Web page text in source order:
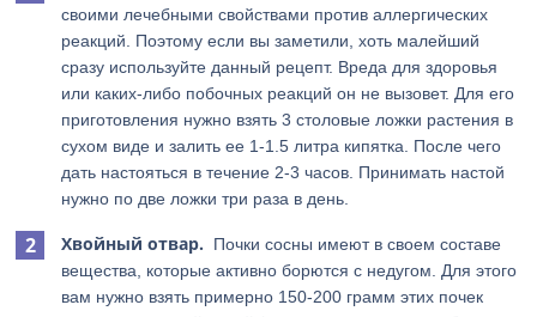
своими лечебными свойствами против аллергических
реакций. Поэтому если вы заметили, хоть малейший
сразу используйте данный рецепт. Вреда для здоровья
или каких-либо побочных реакций он не вызовет. Для его
приготовления нужно взять 3 столовые ложки растения в
сухом виде и залить ее 1-1.5 литра кипятка. После чего
дать настояться в течение 2-3 часов. Принимать настой
нужно по две ложки три раза в день.
Хвойный отвар. Почки сосны имеют в своем составе
вещества, которые активно борются с недугом. Для этого
вам нужно взять примерно 150-200 грамм этих почек